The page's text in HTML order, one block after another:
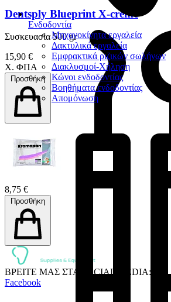
Ενδοδοντία
Μηχανοκίνητα εργαλεία
Δακτυλικά εργαλεία
Εμφρακτικά ριζικών σωλήνων
Διακλυσμοί-Χήληση
Κώνοι ενδοδοντίας
Βοηθήματα ενδοδοντίας
Απομόνωση
Dentsply Blueprint X-creme
Συσκευασία 500 gr
15,90 €
Χ. ΦΠΑ
Προσθήκη
8,75 €
Προσθήκη
ΒΡΕΙΤΕ ΜΑΣ ΣΤΑ SOCIAL MEDIA:
Facebook